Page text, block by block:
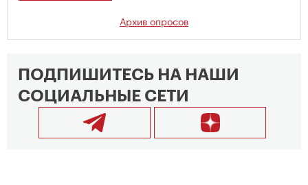
Архив опросов
ПОДПИШИТЕСЬ НА НАШИ
СОЦИАЛЬНЫЕ СЕТИ